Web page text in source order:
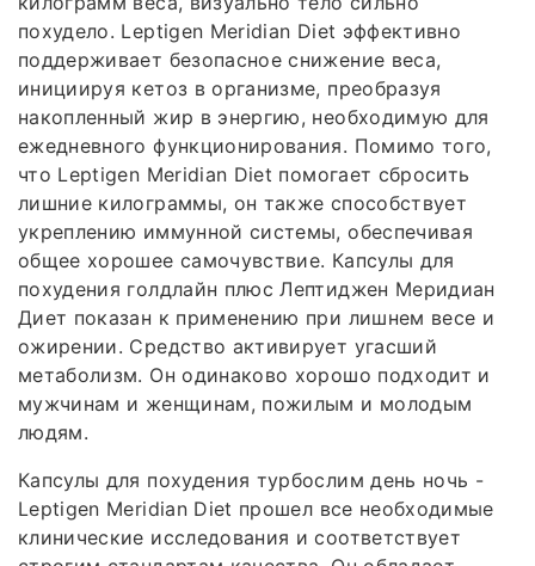
похудело. Leptigen Meridian Diеt эффективно
поддерживает безопасное снижение веса,
инициируя кетоз в организме, преобразуя
накопленный жир в энергию, необходимую для
ежедневного функционирования. Помимо того,
что Leptigen Meridian Diеt помогает сбросить
лишние килограммы, он также способствует
укреплению иммунной системы, обеспечивая
общее хорошее самочувствие. Капсулы для
похудения голдлайн плюс Лептиджен Меридиан
Диет показан к применению при лишнем весе и
ожирении. Средство активирует угасший
метаболизм. Он одинаково хорошо подходит и
мужчинам и женщинам, пожилым и молодым
людям.
Капсулы для похудения турбослим день ночь -
Leptigen Meridian Diet прошел все необходимые
клинические исследования и соответствует